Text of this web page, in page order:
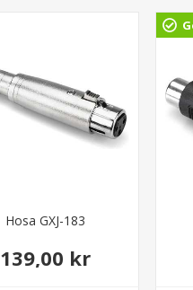
Hosa GXJ-183
139,00 kr